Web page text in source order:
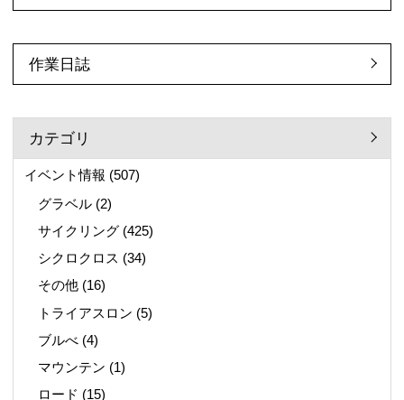
作業日誌
カテゴリ
イベント情報 (507)
グラベル (2)
サイクリング (425)
シクロクロス (34)
その他 (16)
トライアスロン (5)
ブルべ (4)
マウンテン (1)
ロード (15)